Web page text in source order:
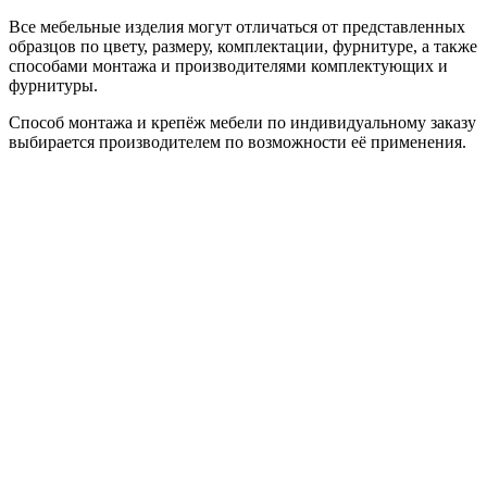
Все мебельные изделия могут отличаться от представленных
образцов по цвету, размеру, комплектации, фурнитуре, а также
способами монтажа и производителями комплектующих и
фурнитуры.
Способ монтажа и крепёж мебели по индивидуальному заказу
выбирается производителем по возможности её применения.